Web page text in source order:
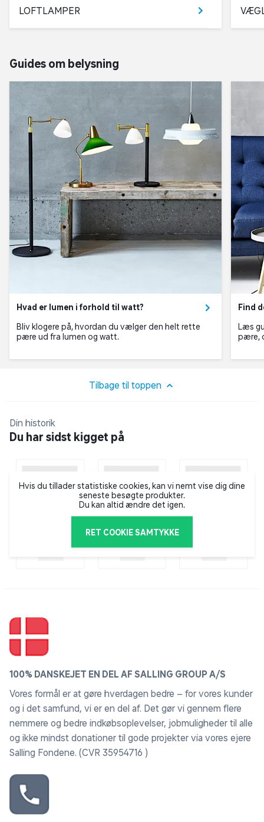
LOFTLAMPER
Guides om belysning
Hvad er lumen i forhold til watt?
Bliv klogere på, hvordan du vælger den helt rette
pære ud fra lumen og watt.
Find
Læs
pære,
Tilbage til toppen
Din historik
Du har sidst kigget på
Hvis du tillader statistiske cookies, kan vi nemt vise dig dine
seneste besøgte produkter.
Du kan altid ændre det igen.
RET COOKIE SAMTYKKE
100% DANSKEJET EN DEL AF SALLING GROUP A/S
Vores formål er at gøre hverdagen bedre – for vores kunder
og i det samfund, vi er en del af. Det gør vi gennem flere
nemmere og bedre indkøbsoplevelser, jobmuligheder til alle
og ikke mindst donationer til gode projekter via vores ejere
Salling Fondene. (CVR 35954716 )